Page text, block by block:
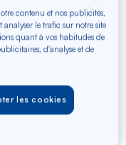
la
liste
contenu et nos publicités,
le trafic sur notre site
quant à vos habitudes de
d'analyse et de
les cookies